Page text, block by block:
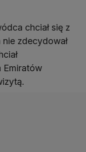
chciał się z
zdecydował
Emiratów